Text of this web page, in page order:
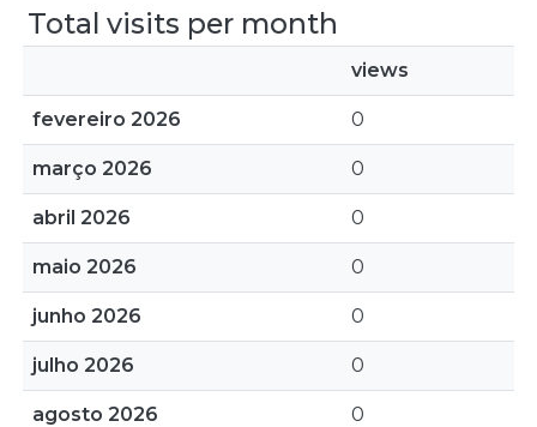
Total visits per month
views
fevereiro 2026 0
março 2026 0
abril 2026 0
maio 2026 0
junho 2026 0
julho 2026 0
agosto 2026 0